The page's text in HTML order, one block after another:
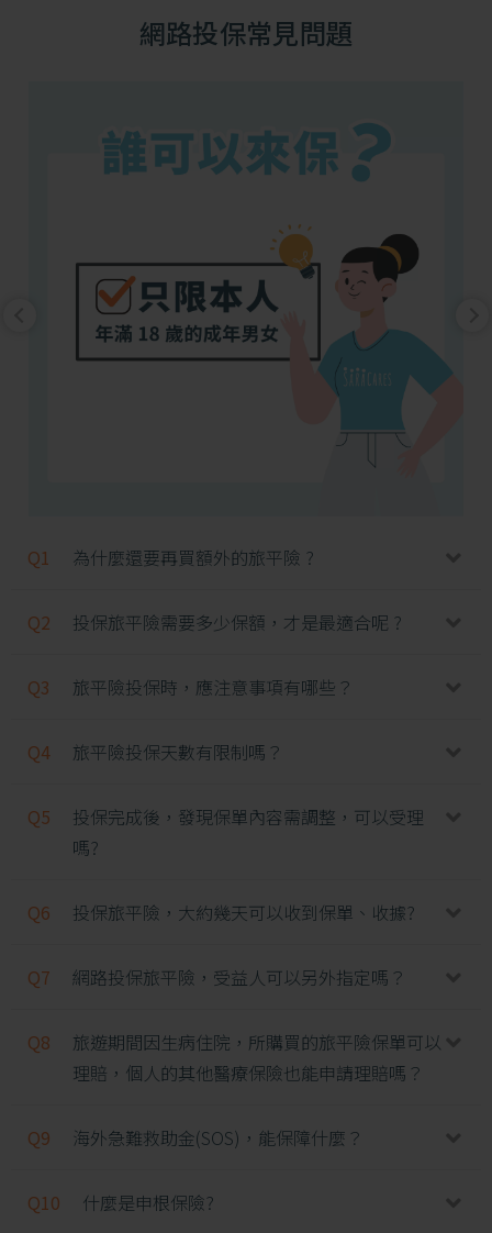
網路投保常見問題
Q1 為什麼還要再買額外的旅平險 ?
Q2 投保旅平險需要多少保額，才是最適合呢 ?
Q3 旅平險投保時，應注意事項有哪些？
Q4 旅平險投保天數有限制嗎？
Q5
投保完成後，發現保單內容需調整，可以受理
嗎?
Q6 投保旅平險，大約幾天可以收到保單、收據?
Q7 網路投保旅平險，受益人可以另外指定嗎？
Q8
旅遊期間因生病住院，所購買的旅平險保單可以
理賠，個人的其他醫療保險也能申請理賠嗎？
Q9 海外急難救助金(SOS)，能保障什麼？
Q10 什麼是申根保險?